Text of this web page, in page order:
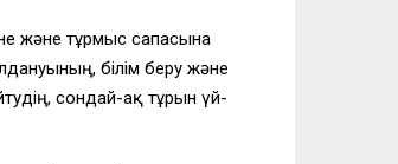
және тұрмыс сапасына
білім беру және
сондай-ақ тұрғын үй-